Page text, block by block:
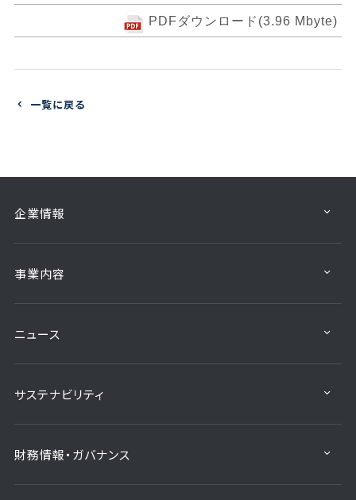
PDFダウンロード(3.96 Mbyte)
一覧に戻る
企業情報
事業内容
ニュース
サステナビリティ
財務情報・ガバナンス